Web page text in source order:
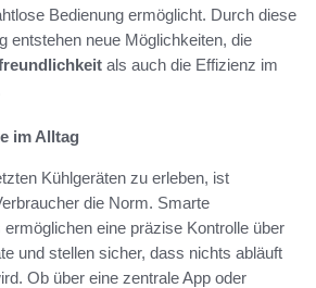
Bedienung ermöglicht. Durch diese
entstehen neue Möglichkeiten, die
als auch die Effizienz im
im Alltag
Kühlgeräten zu erleben, ist
die Norm. Smarte
eine präzise Kontrolle über
und stellen sicher, dass nichts abläuft
Ob über eine zentrale App oder